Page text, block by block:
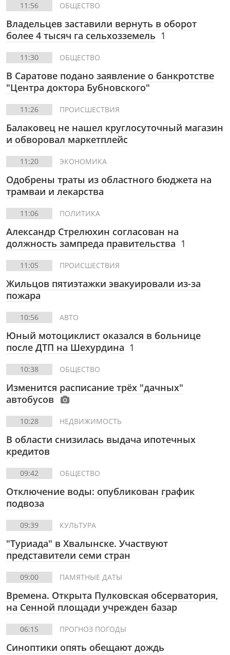
11:56 ОБЩЕСТВО
Владельцев заставили вернуть в оборот
более 4 тысяч га сельхозземель 1
11:30 ОБЩЕСТВО
В Саратове подано заявление о банкротстве
"Центра доктора Бубновского"
11:26 ПРОИСШЕСТВИЯ
Балаковец не нашел круглосуточный магазин
и обворовал маркетплейс
11:20 ЭКОНОМИКА
Одобрены траты из областного бюджета на
трамваи и лекарства
11:06 ПОЛИТИКА
Александр Стрелюхин согласован на
должность зампреда правительства 1
11:05 ПРОИСШЕСТВИЯ
Жильцов пятиэтажки эвакуировали из-за
пожара
10:56 АВТО
Юный мотоциклист оказался в больнице
после ДТП на Шехурдина 1
10:38 ОБЩЕСТВО
Изменится расписание трёх "дачных"
автобусов
10:28 НЕДВИЖИМОСТЬ
В области снизилась выдача ипотечных
кредитов
09:42 ОБЩЕСТВО
Отключение воды: опубликован график
подвоза
09:39 КУЛЬТУРА
"Туриада" в Хвалынске. Участвуют
представители семи стран
09:00 ПАМЯТНЫЕ ДАТЫ
Времена. Открыта Пулковская обсерватория,
на Сенной площади учрежден базар
06:15 ПРОГНОЗ ПОГОДЫ
Синоптики опять обещают дождь